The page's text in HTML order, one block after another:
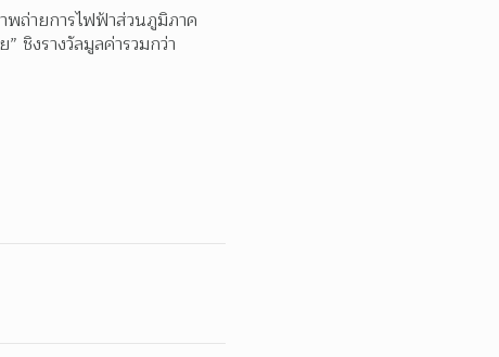
พถ่ายการไฟฟ้าส่วนภูมิภาค
งรางวัลมูลค่ารวมกว่า